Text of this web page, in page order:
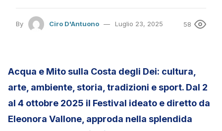
By Ciro D'Antuono Luglio 23, 2025 58
Acqua e Mito sulla Costa degli Dei: cultura,
arte, ambiente, storia, tradizioni e sport. Dal 2
al 4 ottobre 2025 il Festival ideato e diretto da
Eleonora Vallone, approda nella splendida